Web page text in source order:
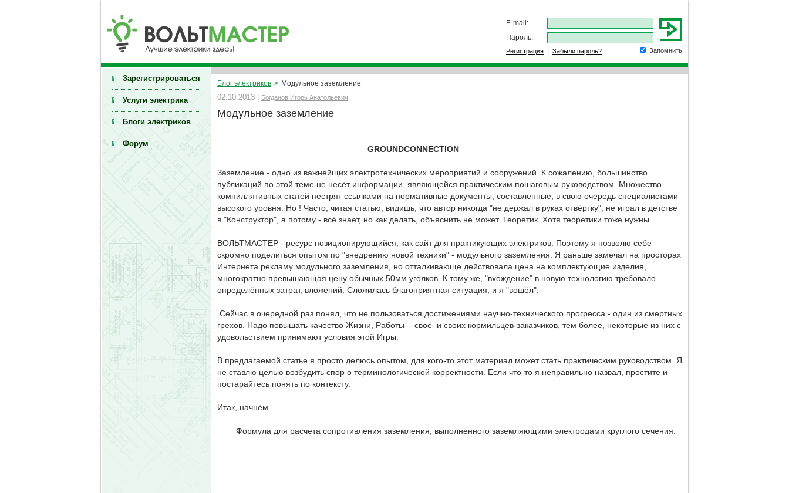
E-mail:
Пароль:
Запомнить
Регистрация Забыли пароль?
Зарегистрироваться
Услуги электрика
Блоги электриков
Форум
Блог электриков > Модульное заземление
02.10.2013 |
Богданов Игорь Анатольевич
Модульное заземление
GROUNDCONNECTION
Заземление - одно из важнейщих электротехнических мероприятий и сооружений. К сожалению, большинство
публикаций по этой теме не несёт информации, являющейся практическим пошаговым руководством. Множество
компиллятивных статей пестрят ссылками на нормативные документы, составленные, в свою очередь специалистами
высокого уровня. Но ! Часто, читая статью, видишь, что автор никогда "не держал в руках отвёртку", не играл в детстве
в "Конструктор", а потому - всё знает, но как делать, объяснить не может. Теоретик. Хотя теоретики тоже нужны.
ВОЛЬТМАСТЕР - ресурс позиционирующийся, как сайт для практикующих электриков. Поэтому я позволю себе
скромно поделиться опытом по "внедрению новой техники" - модульного заземления. Я раньше замечал на просторах
Интернета рекламу модульного заземления, но отталкивающе действовала цена на комплектующие изделия,
многократно превышающая цену обычных 50мм уголков. К тому же, "вхождение" в новую технологию требовало
определённых затрат, вложений. Сложилась благоприятная ситуация, и я "вошёл".
Сейчас в очередной раз понял, что не пользоваться достижениями научно-технического прогресса - один из смертных
грехов. Надо повышать качество Жизни, Работы - своё и своих кормильцев-заказчиков, тем более, некоторые из них с
удовольствием принимают условия этой Игры.
В предлагаемой статье я просто делюсь опытом, для кого-то этот материал может стать практическим руководством. Я
не ставлю целью возбудить спор о терминологической корректности. Если что-то я неправильно назвал, простите и
постарайтесь понять по контексту.
Итак, начнём.
Формула для расчета сопротивления заземления, выполненного заземляющими электродами круглого сечения: